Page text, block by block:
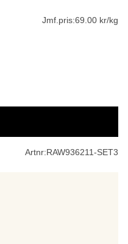
Jmf.pris:69.00 kr/kg
Artnr:RAW936211-SET3